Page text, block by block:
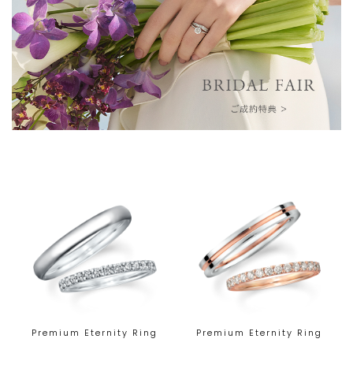
Premium Eternity Ring Premium Eternity Ring